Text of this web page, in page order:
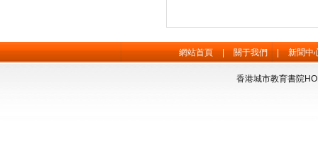
網站首頁 | 關于我們 | 新聞中
香港城市教育書院